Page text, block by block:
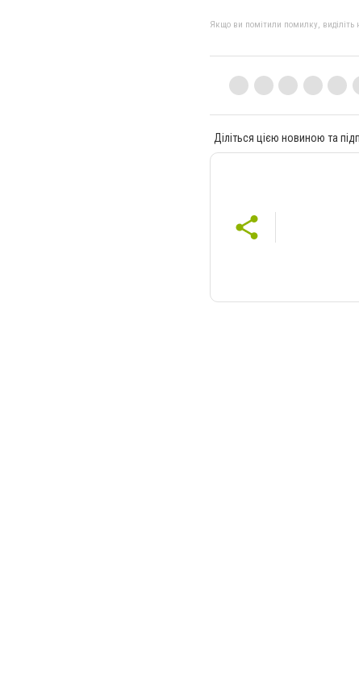
Якщо ви помітили помилку, виділіть
Діліться цією новиною та